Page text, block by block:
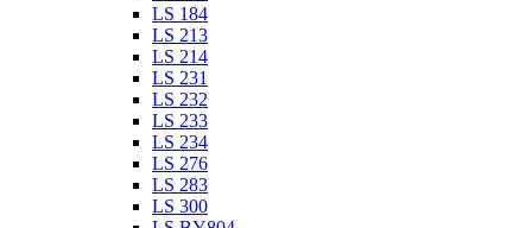
LS 184
LS 213
LS 214
LS 231
LS 232
LS 233
LS 234
LS 276
LS 283
LS 300